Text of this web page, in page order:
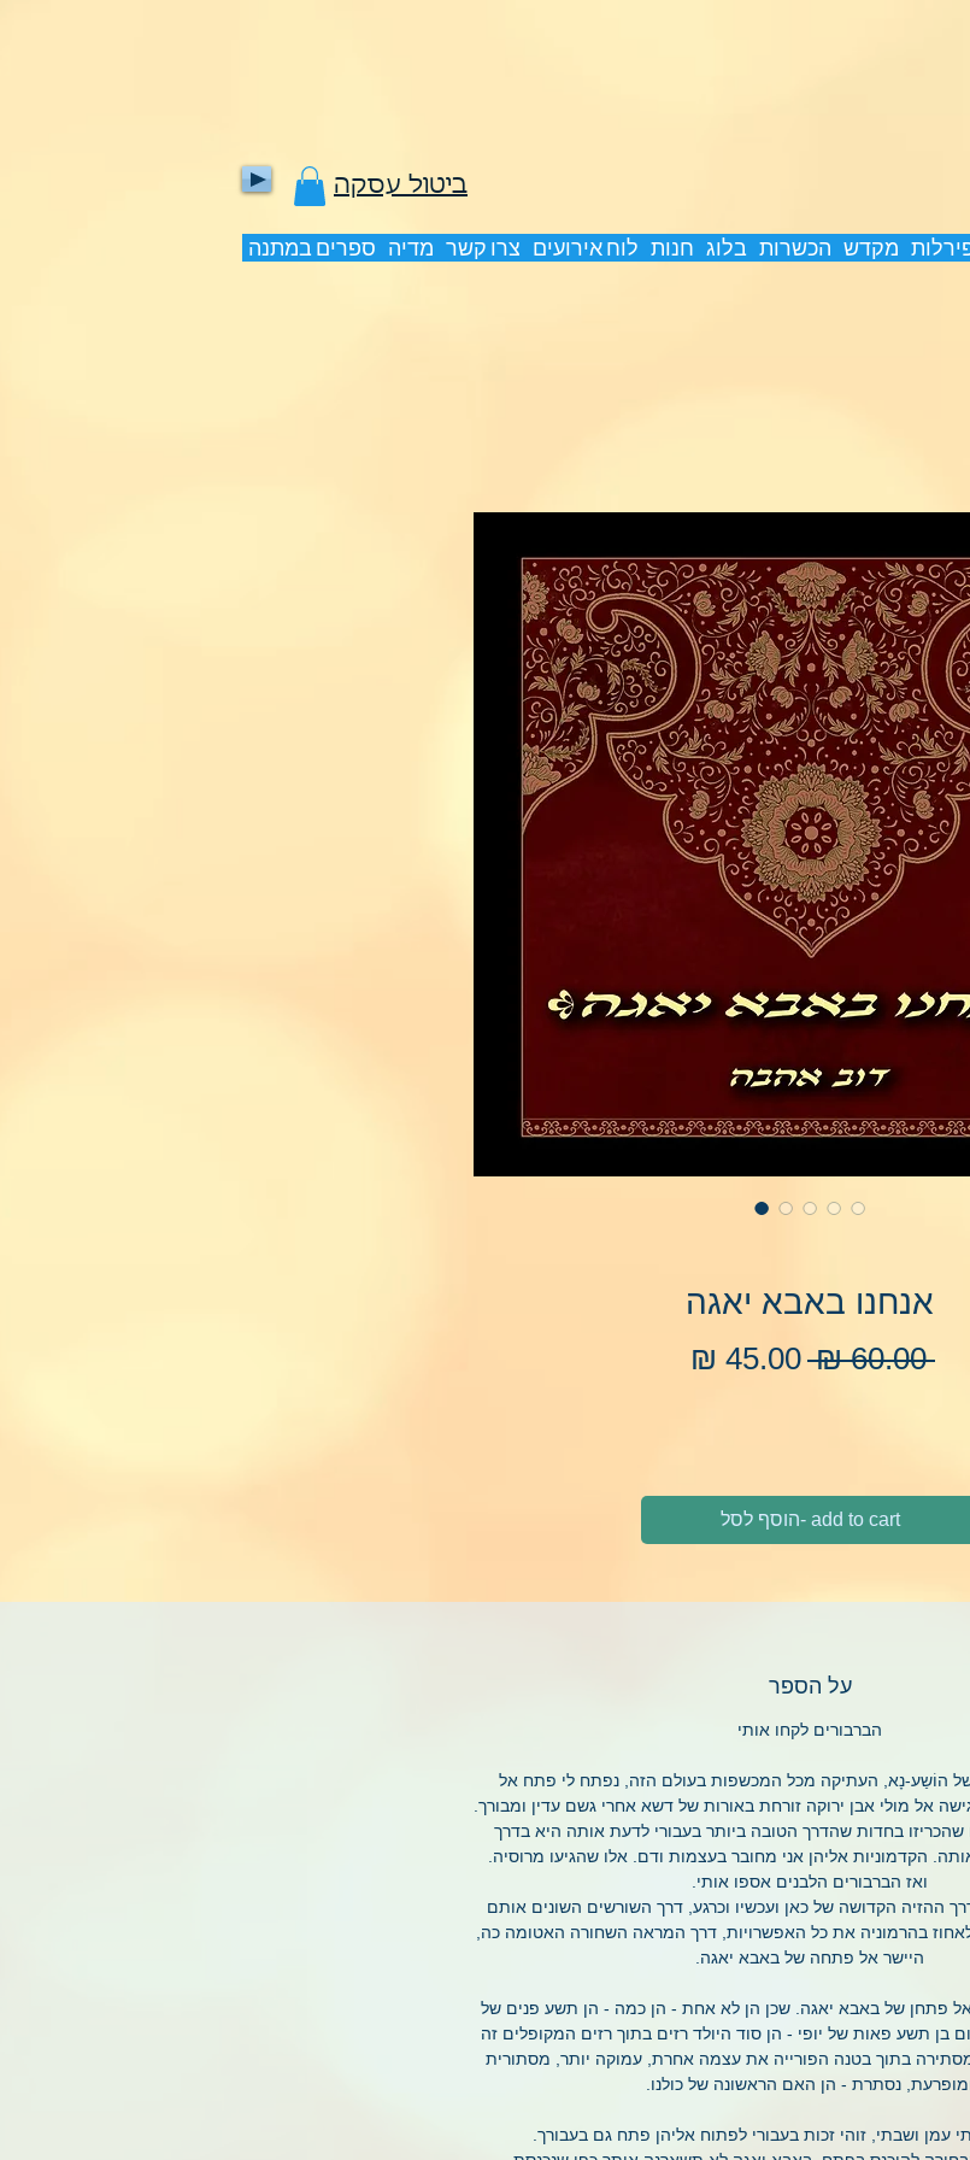
ביטול עסקה
ספרים במתנה מדיה צרו קשר לוח אירועים חנות בלוג הכשרות מקדש
אנחנו באבא יאגה
‏60.00 ‏₪
מחיר
add to cart -הוסף לסל
על הספר
הברבורים לקחו אותי
הוֹשַע-נָא, העתיקה מכל המכשפות בעולם הזה, נפתח לי פתח אל
אל מולי אבן ירוקה זורחת באורות של דשא אחרי גשם עדין ומבורך.
שהכריזו בחדות שהדרך הטובה ביותר בעבורי לדעת אותה היא בדרך
הקדמוניות אליהן אני מחובר בעצמות ודם. אלו שהגיעו מרוסיה.
ואז הברבורים הלבנים אספו אותי.
ההזיה הקדושה של כאן ועכשיו וכרגע, דרך השורשים השונים אותם
לאחוז בהרמוניה את כל האפשרויות, דרך המראה השחורה האטומה כה,
היישר אל פתחה של באבא יאגה.
אל פתחן של באבא יאגה. שכן הן לא אחת - הן כמה - הן תשע פנים של
בן תשע פאות של יופי - הן סוד היולד רזים בתוך רזים המקופלים זה
בתוך בטנה הפורייה את עצמה אחרת, עמוקה יותר, מסתורית
נסתרת - הן האם הראשונה של כולנו.
עמן ושבתי, זוהי זכות בעבורי לפתוח אליהן פתח גם בעבורך.